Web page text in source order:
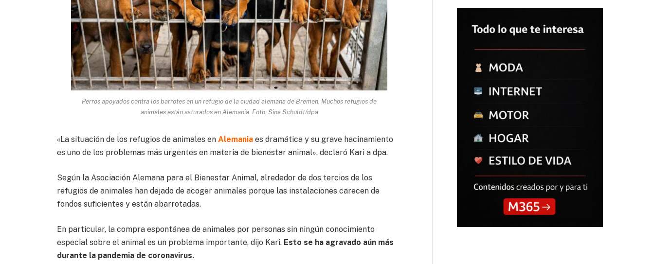
Perros apoyados contra los barrotes en un refugio de la ciudad alemana de Bremen. Muchos refugios de
animales están saturados en Alemania. Foto: Sina Schuldt/dpa
«La situación de los refugios de animales enAlemania es dramática y su grave hacinamiento
es uno de los problemas más urgentes en materia de bienestar animal», declaró Kari a dpa.
Según la Asociación Alemana para el Bienestar Animal, alrededor de dos tercios de los
refugios de animales han dejado de acoger animales porque las instalaciones carecen de
fondos suficientes y están abarrotadas.
En particular, la compra espontánea de animales por personas sin ningún conocimiento
especial sobre el animal es un problema importante, dijo Kari. Esto se ha agravado aún más
durante la pandemia de coronavirus.